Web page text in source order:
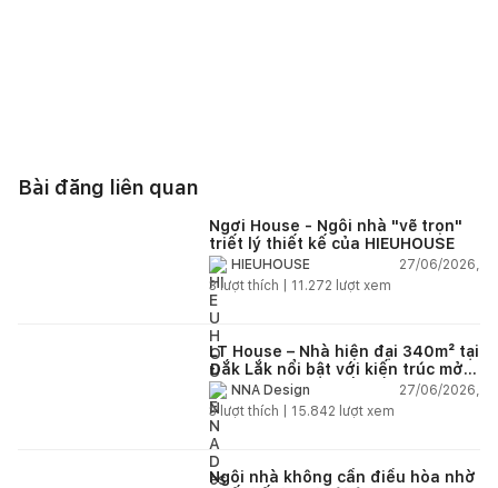
Bài đăng liên quan
Ngơi House - Ngôi nhà "vẽ trọn"
triết lý thiết kế của HIEUHOUSE
HIEUHOUSE
27/06/2026,
3lượt thích | 11.272 lượt xem
LT House – Nhà hiện đại 340m² tại
Đắk Lắk nổi bật với kiến trúc mở
và hệ sân vườn kết nối thiên
nhiên
NNA Design
27/06/2026,
3lượt thích | 15.842 lượt xem
Ngôi nhà không cần điều hòa nhờ